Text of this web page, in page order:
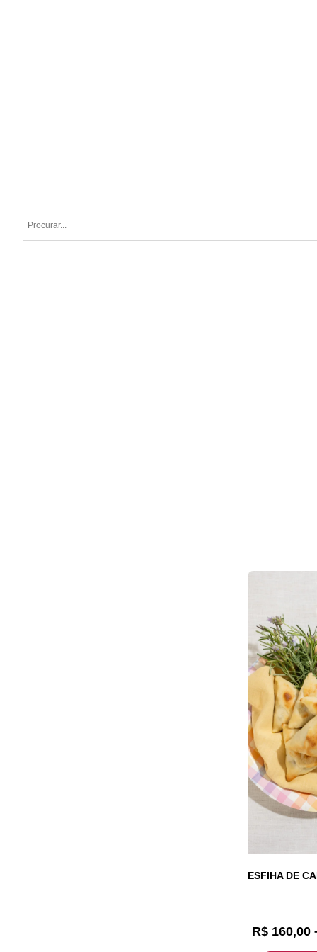
ESFIHA DE
R$160,00